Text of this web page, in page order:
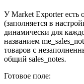
У Market Exporter есть
(заполняется в
динамически для
названием
товаров с
общий sales_notes.
Готовое поле: